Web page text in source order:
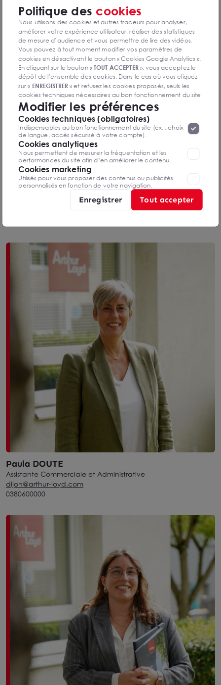
Carine DENIZOT
dijon@arthur-loyd.com
Paula DOUTE
Assistante Commerciale et Administrative
dijon@arthur-loyd.com
0380600000
Politique des cookies
Nous utilisons des cookies et autres traceurs pour analyser,
améliorer votre expérience utilisateur, réaliser des statistiques
de mesure d’audience et vous permettre de lire des vidéos.
Vous pouvez à tout moment modifier vos paramètres de
cookies en désactivant le bouton « Cookies Google Analytics ».
En cliquant sur le bouton «TOUT ACCEPTER», vous acceptez le
dépôt de l’ensemble des cookies. Dans le cas où vous cliquez
sur « ENREGISTRER» et refusez les cookies proposés, seuls les
cookies techniques nécessaires au bon fonctionnement du site
seront déposés. Pour plus d’informations, vous pouvez consulter
la page«Protection des données à caractère
personnel ».Lorsque vous naviguez sur notre site internet, il
peut être amenée à déposer des cookies. Vous avez la
possibilité de désactiver les cookies, ces réglages ne seront
valables que sur le navigateur que vous utilisez actuellement
Modifier les préférences
Cookies techniques (obligatoires)
Indispensables au bon fonctionnement du site (ex. : choix
de langue, accès sécurisé à votre compte).
Cookies analytiques
Nous permettent de mesurer la fréquentation et les
performances du site afin d’en améliorer le contenu.
Cookies marketing
Utilisés pour vous proposer des contenus ou publicités
personnalisés en fonction de votre navigation.
Enregistrer Tout accepter